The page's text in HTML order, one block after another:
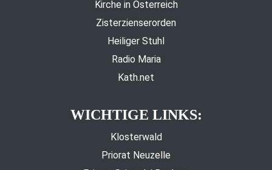
Kirche in Österreich
Zisterzienserorden
Heiliger Stuhl
Radio Maria
Kath.net
WICHTIGE LINKS:
Klosterwald
Priorat Neuzelle